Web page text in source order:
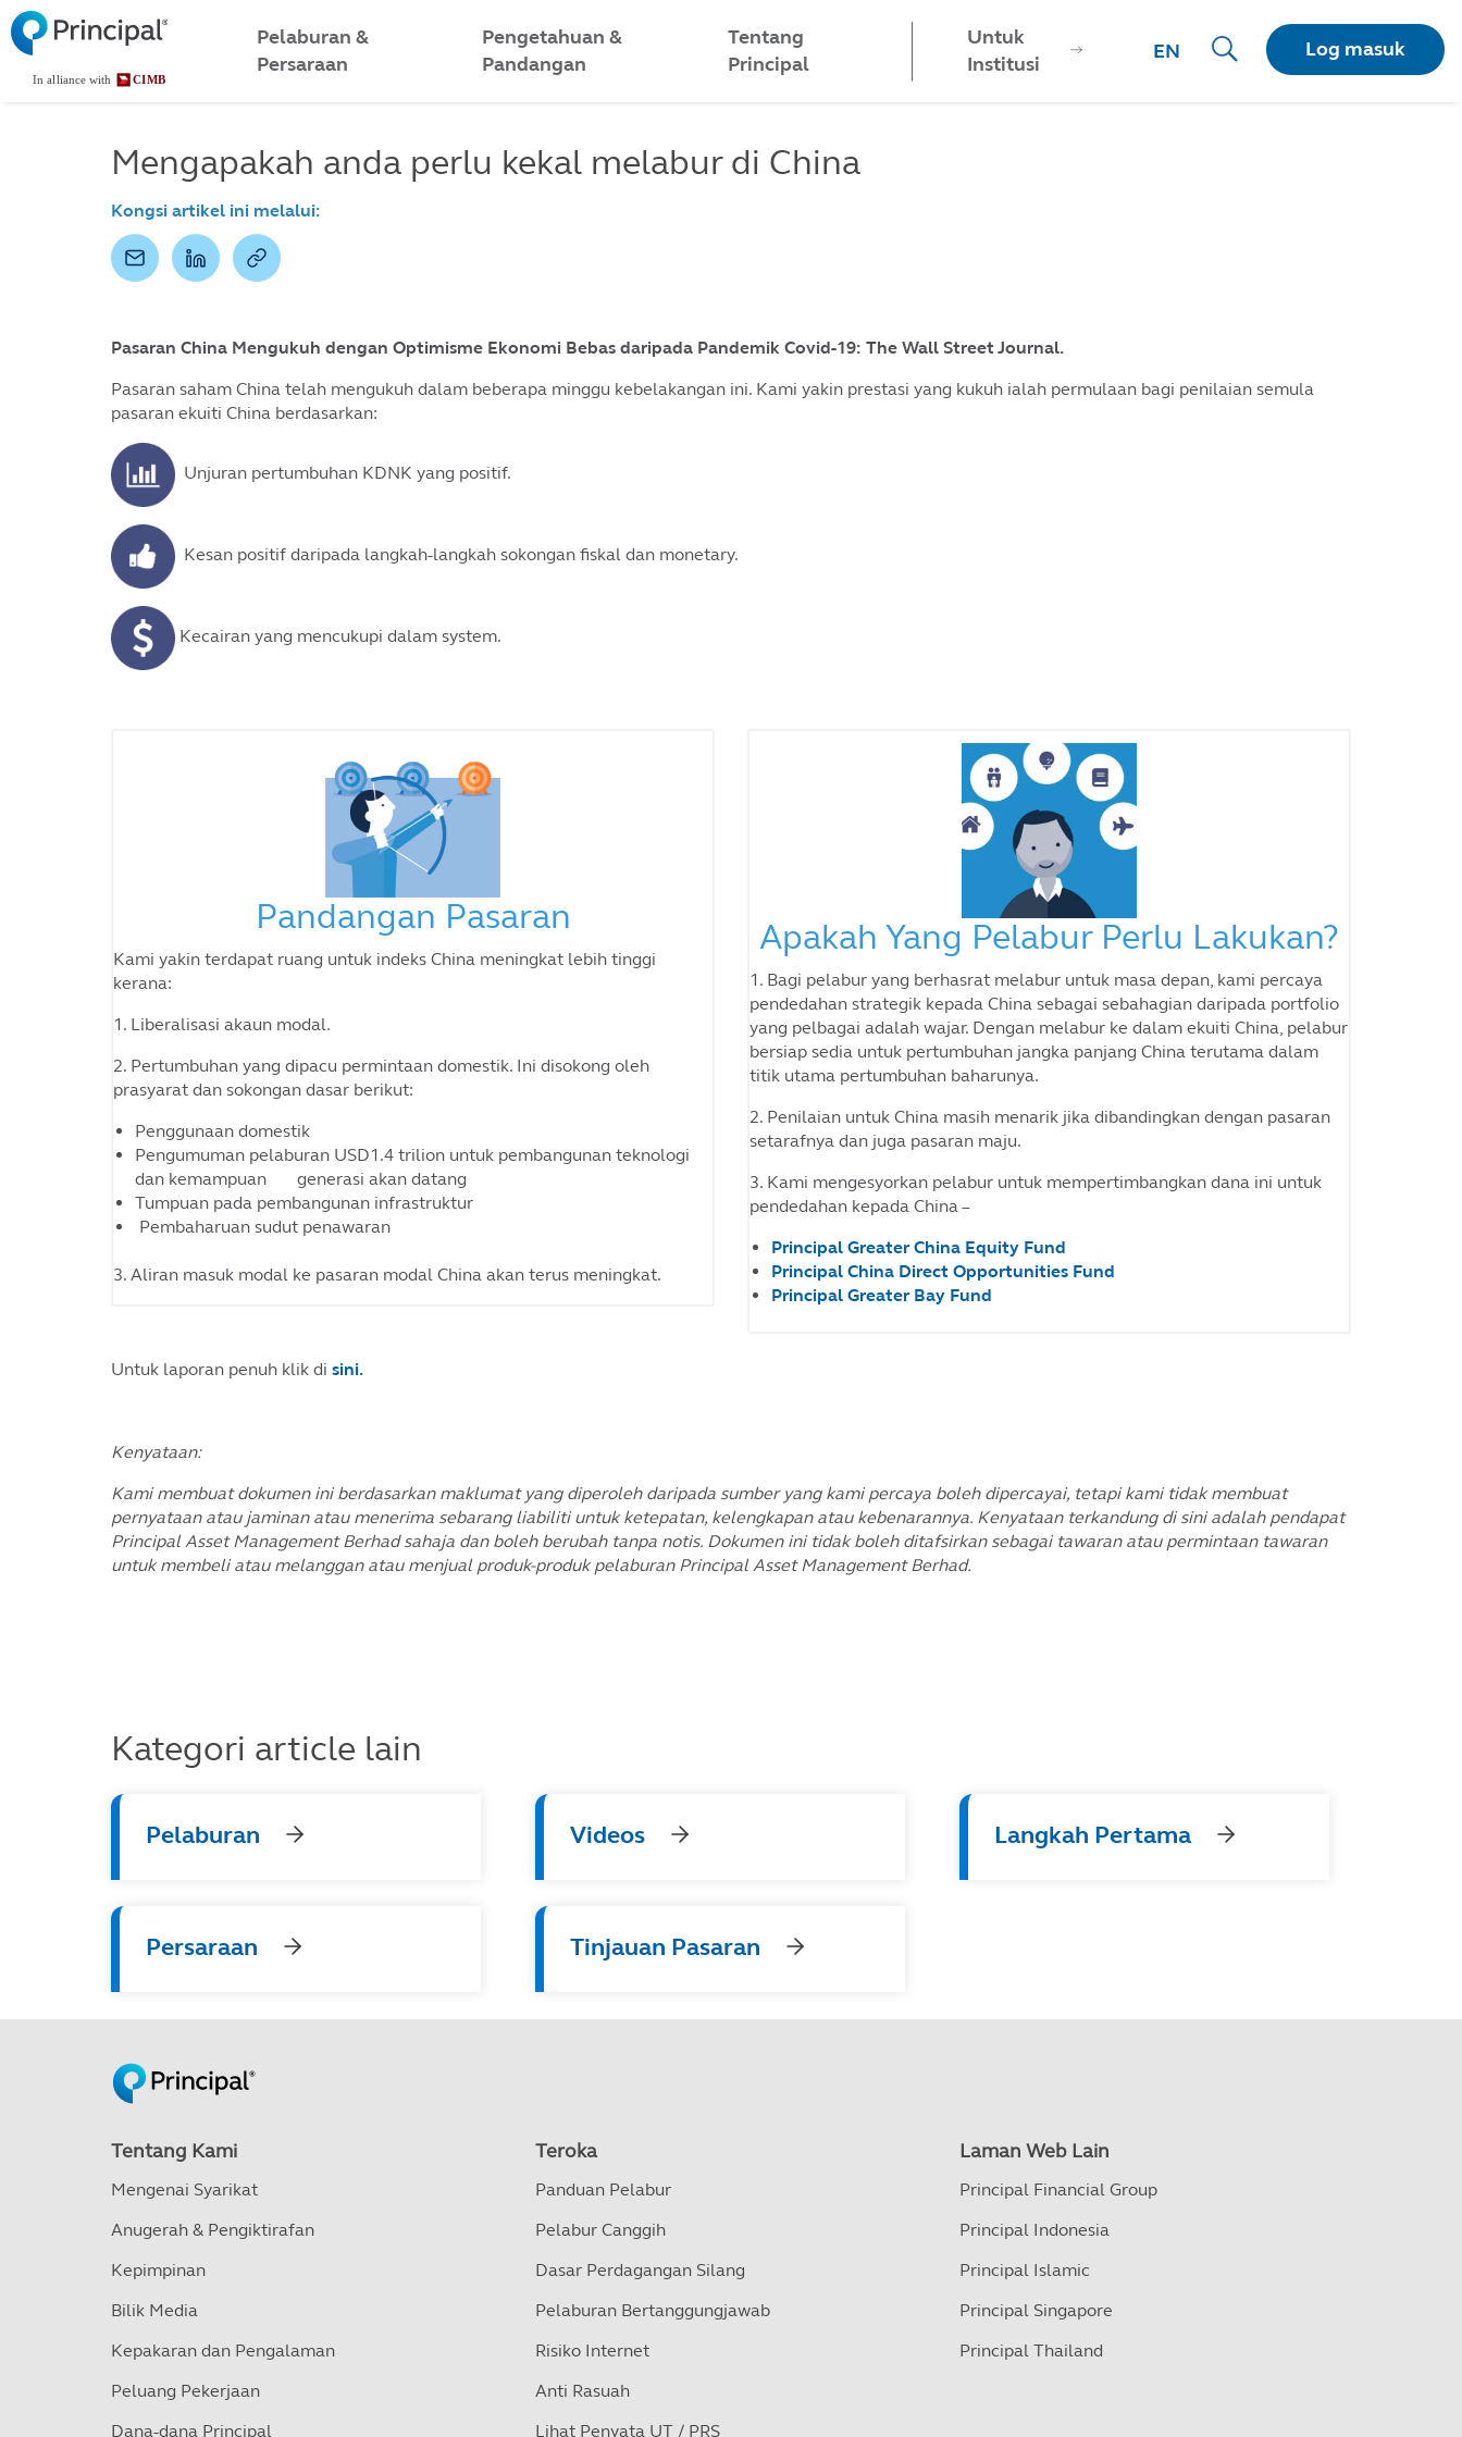
Skip
to
main
content
Log masuk
Malaysia
MenuPelaburan &
Persaraan
Pengetahuan &
Pandangan
Tentang
Principal
Untuk
Institusi
EN
Mengapakah anda perlu kekal melabur di China
Kongsi artikel ini melalui:
Pasaran China Mengukuh dengan Optimisme Ekonomi Bebas daripada Pandemik Covid-19: The Wall Street Journal.
Pasaran saham China telah mengukuh dalam beberapa minggu kebelakangan ini. Kami yakin prestasi yang kukuh ialah permulaan bagi penilaian semula
pasaran ekuiti China berdasarkan:
Unjuran pertumbuhan KDNK yang positif.
Kesan positif daripada langkah-langkah sokongan fiskal dan monetary.
Kecairan yang mencukupi dalam system.
Pandangan Pasaran
Kami yakin terdapat ruang untuk indeks China meningkat lebih tinggi
kerana:
1. Liberalisasi akaun modal.
2. Pertumbuhan yang dipacu permintaan domestik. Ini disokong oleh
prasyarat dan sokongan dasar berikut:
Penggunaan domestik
Pengumuman pelaburan USD1.4 trilion untuk pembangunan teknologi
dan kemampuan generasi akan datang
Tumpuan pada pembangunan infrastruktur
Pembaharuan sudut penawaran
3. Aliran masuk modal ke pasaran modal China akan terus meningkat.
Apakah Yang Pelabur Perlu Lakukan?
1. Bagi pelabur yang berhasrat melabur untuk masa depan, kami percaya
pendedahan strategik kepada China sebagai sebahagian daripada portfolio
yang pelbagai adalah wajar. Dengan melabur ke dalam ekuiti China, pelabur
bersiap sedia untuk pertumbuhan jangka panjang China terutama dalam
titik utama pertumbuhan baharunya.
2. Penilaian untuk China masih menarik jika dibandingkan dengan pasaran
setarafnya dan juga pasaran maju.
3. Kami mengesyorkan pelabur untuk mempertimbangkan dana ini untuk
pendedahan kepada China –
Principal Greater China Equity Fund
Principal China Direct Opportunities Fund
Principal Greater Bay Fund
Untuk laporan penuh klik di sini.
Kenyataan:
Kami membuat dokumen ini berdasarkan maklumat yang diperoleh daripada sumber yang kami percaya boleh dipercayai, tetapi kami tidak membuat
pernyataan atau jaminan atau menerima sebarang liabiliti untuk ketepatan, kelengkapan atau kebenarannya. Kenyataan terkandung di sini adalah pendapat
Principal Asset Management Berhad sahaja dan boleh berubah tanpa notis. Dokumen ini tidak boleh ditafsirkan sebagai tawaran atau permintaan tawaran
untuk membeli atau melanggan atau menjual produk-produk pelaburan Principal Asset Management Berhad.
Kategori article lain
Pelaburan Videos Langkah Pertama
Persaraan Tinjauan Pasaran
Tentang Kami
Mengenai Syarikat
Anugerah & Pengiktirafan
Kepimpinan
Bilik Media
Kepakaran dan Pengalaman
Peluang Pekerjaan
Dana-dana Principal
Teroka
Panduan Pelabur
Pelabur Canggih
Dasar Perdagangan Silang
Pelaburan Bertanggungjawab
Risiko Internet
Anti Rasuah
Lihat Penyata UT / PRS
Laman Web Lain
Principal Financial Group
Principal Indonesia
Principal Islamic
Principal Singapore
Principal Thailand